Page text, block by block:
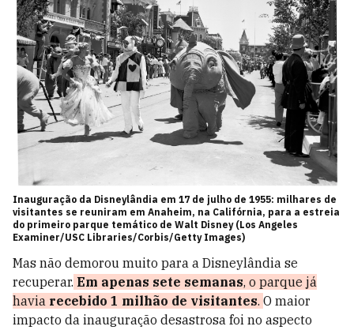
Inauguração da Disneylândia em 17 de julho de 1955: milhares de
visitantes se reuniram em Anaheim, na Califórnia, para a estreia
do primeiro parque temático de Walt Disney (Los Angeles
Examiner/USC Libraries/Corbis/Getty Images)
Mas não demorou muito para a Disneylândia se
recuperar. Em apenas sete semanas, o parque já
havia recebido 1 milhão de visitantes. O maior
impacto da inauguração desastrosa foi no aspecto